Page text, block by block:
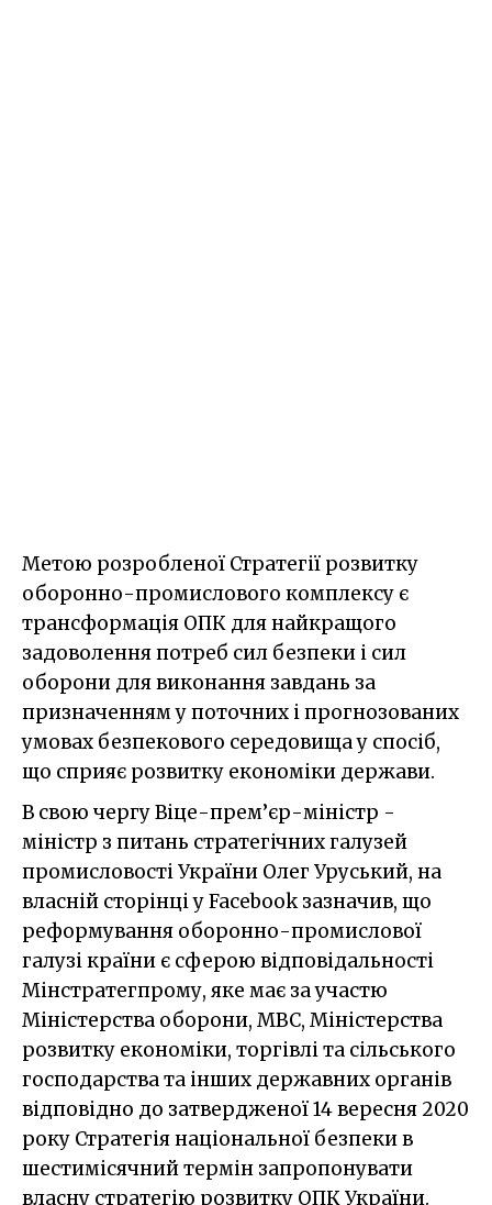
Метою розробленої Стратегії розвитку
оборонно-промислового комплексу є
трансформація ОПК для найкращого
задоволення потреб сил безпеки і сил
оборони для виконання завдань за
призначенням у поточних і прогнозованих
умовах безпекового середовища у спосіб,
що сприяє розвитку економіки держави.
В свою чергу Віце-прем’єр-міністр -
міністр з питань стратегічних галузей
промисловості України Олег Уруський, на
власній сторінці у Facebook зазначив, що
реформування оборонно-промислової
галузі країни є сферою відповідальності
Мінстратегпрому, яке має за участю
Міністерства оборони, МВС, Міністерства
розвитку економіки, торгівлі та сільського
господарства та інших державних органів
відповідно до затвердженої 14 вересня 2020
року Стратегія національної безпеки в
шестимісячний термін запропонувати
власну стратегію розвитку ОПК України.